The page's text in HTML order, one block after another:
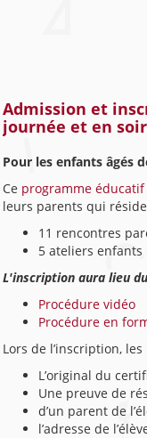
Admission et
journée et en
Pour les enfants âgés
Ce programme éducatif
leurs parents qui
11 rencontres
5 ateliers
L'inscription aura lieu
Procédure vidéo
Procédure en
Lors de l’inscription,
L’original du
Une preuve de
d’un parent de
l’adresse de